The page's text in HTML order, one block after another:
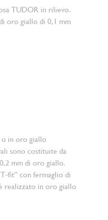
TUDOR in rilievo.
oro giallo di 0,1 mm
o in oro giallo
sono costituite da
mm di oro giallo.
con fermaglio di
realizzato in oro giallo